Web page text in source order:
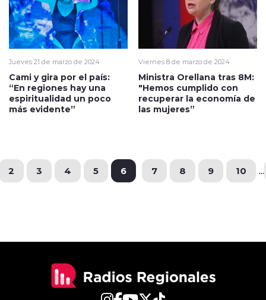
Jueves 21 de marzo de 2024
Cami y gira por el país:
“En regiones hay una
espiritualidad un poco
más evidente”
Viernes 8 de marzo de 2024
Ministra Orellana tras 8M:
"Hemos cumplido con
recuperar la economía de
las mujeres”
2 3 4 5 6 7 8 9 10 ...